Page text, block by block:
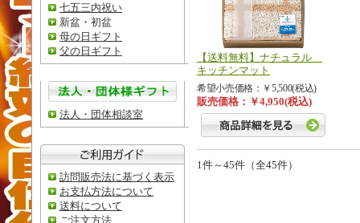
七五三内祝い
新盆・初盆
母の日ギフト
父の日ギフト
法人・団体相談室
訪問販売法に基づく表示
お支払方法について
送料について
ご注文方法
【送料無料】ナチュラル
キッチンマット
希望小売価格：￥5,500(税込)
販売価格：￥4,950(税込)
1件～45件（全45件）